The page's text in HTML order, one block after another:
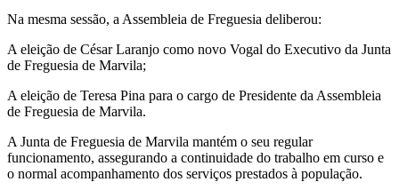
Na mesma sessão, a Assembleia de Freguesia deliberou:
A eleição de César Laranjo como novo Vogal do Executivo da Junta
de Freguesia de Marvila;
A eleição de Teresa Pina para o cargo de Presidente da Assembleia
de Freguesia de Marvila.
A Junta de Freguesia de Marvila mantém o seu regular
funcionamento, assegurando a continuidade do trabalho em curso e
o normal acompanhamento dos serviços prestados à população.